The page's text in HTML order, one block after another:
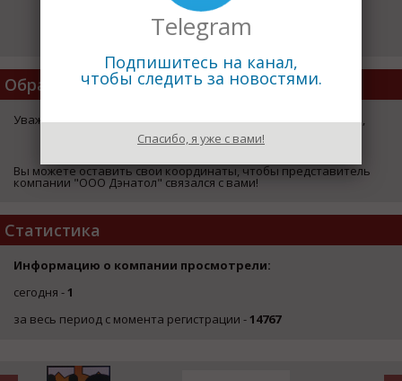
Обратная Связь
Уважаемый посетитель страницы компании "ООО Дэнатол",
ЗДЕСЬ
Вы можете оставить свои координаты, чтобы представитель
компании "ООО Дэнатол" связался с вами!
Статистика
Информацию о компании просмотрели:
сегодня -1
за весь период с момента регистрации -14767
Telegram
Подпишитесь на канал,
чтобы следить за новостями.
Спасибо, я уже с вами!